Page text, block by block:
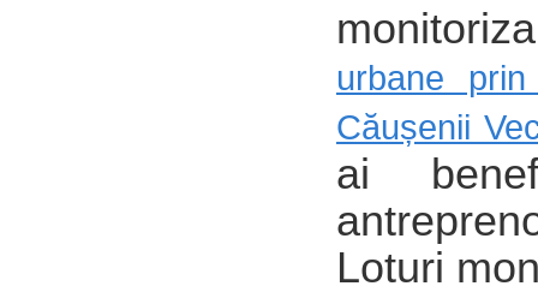
urbane
Căușenii
ai
Loturi